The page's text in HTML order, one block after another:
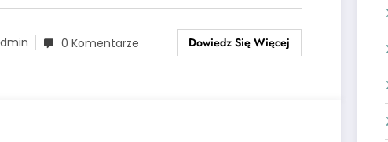
0 Komentarze Dowiedz Się Więcej